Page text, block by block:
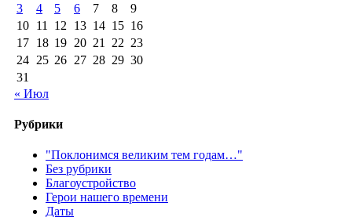
3
4 5 6 7 8
9
10 11 12 13 14 15 16
17 18 19 20 21 22 23
24 25 26 27 28 29 30
31
« Июл
Рубрики
"Поклонимся великим тем годам…"
Без рубрики
Благоустройство
Герои нашего времени
Даты